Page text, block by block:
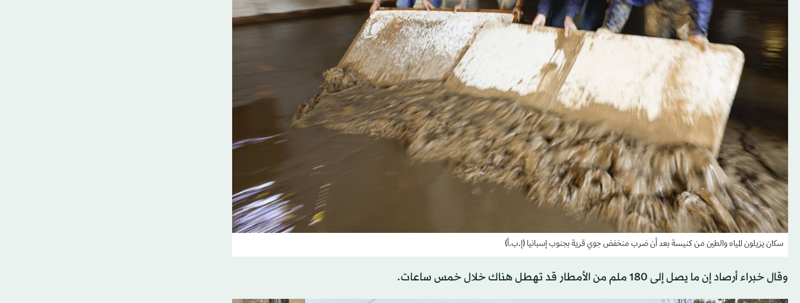
سكان يزيلون المياه والطين من كنيسة بعد أن ضرب منخفض جوي قرية بجنوب إسبانيا (إ.ب.أ)
وقال خبراء أرصاد إن ما يصل إلى 180 ملم من الأمطار قد تهطل هناك خلال خمس ساعات.